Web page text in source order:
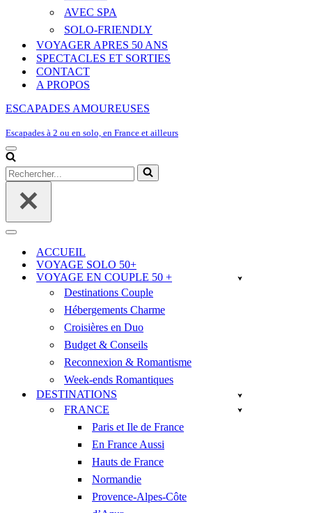
AVEC SPA
SOLO-FRIENDLY
VOYAGER APRES 50 ANS
SPECTACLES ET SORTIES
CONTACT
A PROPOS
ESCAPADES AMOUREUSES
Escapades à 2 ou en solo, en France et ailleurs
Menu
de
navigation
Rechercher...
Menu
navigationACCUEIL
VOYAGE SOLO 50+
VOYAGE EN COUPLE 50 +
Destinations Couple
Hébergements Charme
Croisières en Duo
Budget & Conseils
Reconnexion & Romantisme
Week-ends Romantiques
DESTINATIONS
FRANCE
Paris et Ile de France
En France Aussi
Hauts de France
Normandie
Provence-Alpes-Côte